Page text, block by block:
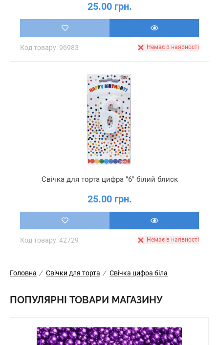
25.00 грн.
Код товару: 96983 Немає в наявності
Свічка для торта цифра "6" білий блиск
25.00 грн.
Код товару: 42729 Немає в наявності
Головна / Свічки для торта / Свічка цифра біла
ПОПУЛЯРНІ ТОВАРИ МАГАЗИНУ